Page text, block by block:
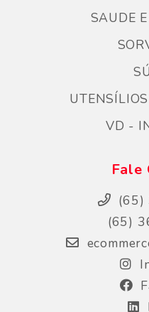
SAUDE
VD -
Fale
(65)
(65)